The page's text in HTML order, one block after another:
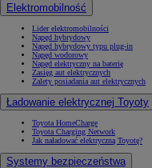
Elektromobilność
Lider elektromobilności
Napęd hybrydowy
Napęd hybrydowy typu plug-in
Napęd wodorowy
Napęd elektryczny na baterię
Zasięg aut elektrycznych
Zalety posiadania aut elektrycznych
Ładowanie elektrycznej Toyoty
Toyota HomeCharge
Toyota Charging Network
Jak naładować elektryczną Toyotę?
Systemy bezpieczeństwa